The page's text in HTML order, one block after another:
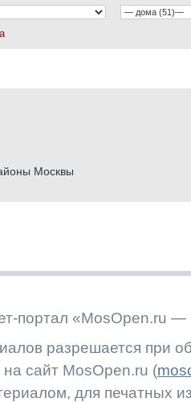
Москвы
портал «MosOpen.ru —
разрешается при
на сайт MosOpen.ru (
для печатных